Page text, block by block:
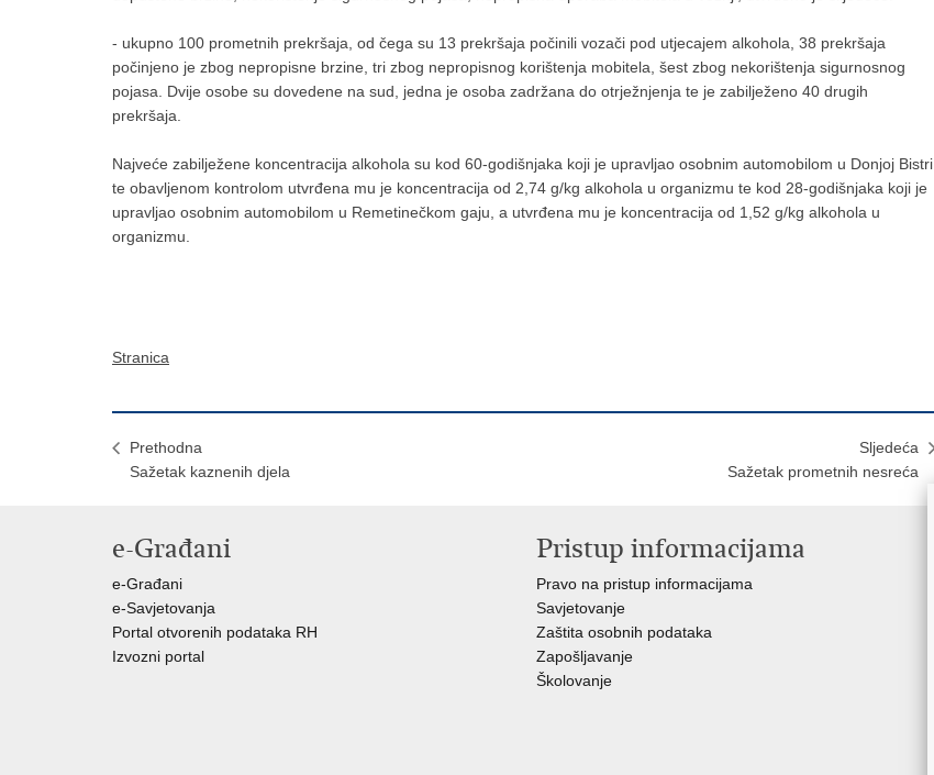
- ukupno 100 prometnih prekršaja, od čega su 13 prekršaja počinili vozači pod utjecajem alkohola, 38 prekršaja
počinjeno je zbog nepropisne brzine, tri zbog nepropisnog korištenja mobitela, šest zbog nekorištenja sigurnosnog
pojasa. Dvije osobe su dovedene na sud, jedna je osoba zadržana do otrježnjenja te je zabilježeno 40 drugih
prekršaja.
Najveće zabilježene koncentracija alkohola su kod 60-godišnjaka koji je upravljao osobnim automobilom u Donjoj Bistri
te obavljenom kontrolom utvrđena mu je koncentracija od 2,74 g/kg alkohola u organizmu te kod 28-godišnjaka koji je
upravljao osobnim automobilom u Remetinečkom gaju, a utvrđena mu je koncentracija od 1,52 g/kg alkohola u
organizmu.
Stranica
Prethodna
Sažetak kaznenih djela
Sljedeća
Sažetak prometnih nesreća
e-Građani
e-Građani
e-Savjetovanja
Portal otvorenih podataka RH
Izvozni portal
Pristup informacijama
Pravo na pristup informacijama
Savjetovanje
Zaštita osobnih podataka
Zapošljavanje
Školovanje